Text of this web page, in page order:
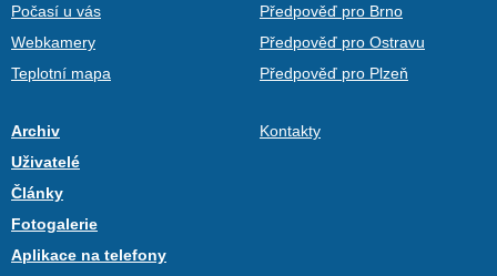
Počasí u vás
Webkamery
Teplotní mapa
Předpověď pro Brno
Předpověď pro Ostravu
Předpověď pro Plzeň
Archiv
Uživatelé
Články
Fotogalerie
Aplikace na telefony
Kontakty